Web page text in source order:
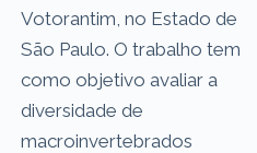
Votorantim, no Estado de
São Paulo. O trabalho tem
como objetivo avaliar a
diversidade de
macroinvertebrados